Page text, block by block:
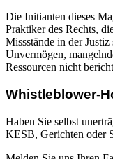
Die Initianten dieses
Praktiker des Rechts,
Missstände in der
Unvermögen,
Ressourcen nicht
Whistleblower-
Haben Sie selbst
KESB, Gerichten oder